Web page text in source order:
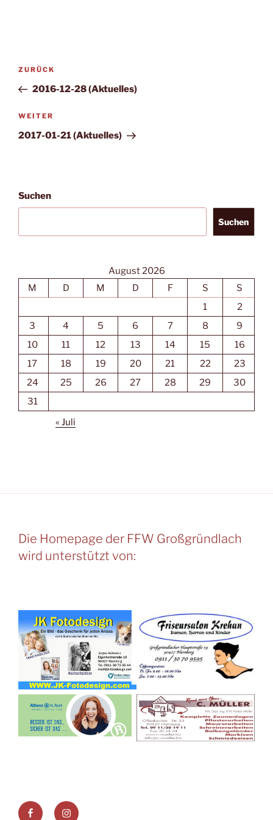
Beitragsnavigation
Vorheriger
Beitrag
ZURÜCK
2016-12-28 (Aktuelles)
Nächster
Beitrag
WEITER
2017-01-21 (Aktuelles)
Suchen
Suchen
August 2026
M
D M D F S
S
1
2
3
4 5 6 7 8
9
10
11 12 13 14 15
16
17
18 19 20 21 22
23
24
25 26 27 28 29
30
31
« Juli
Die Homepage der FFW Großgründlach
wird unterstützt von:
FacebookInstagram